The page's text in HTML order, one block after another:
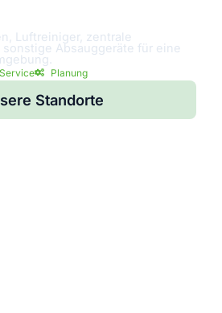
Luftreiniger, zentrale
Absauggeräte für eine
Service Planung
Standorte